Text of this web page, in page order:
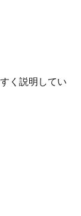
く説明してい